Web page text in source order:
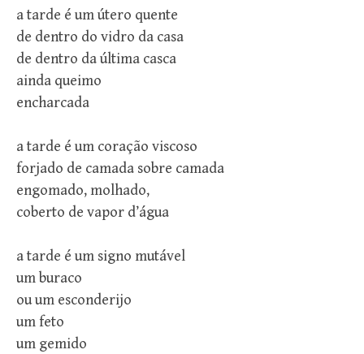
a tarde é um útero quente
de dentro do vidro da casa
de dentro da última casca
ainda queimo
encharcada
a tarde é um coração viscoso
forjado de camada sobre camada
engomado, molhado,
coberto de vapor d’água
a tarde é um signo mutável
um buraco
ou um esconderijo
um feto
um gemido